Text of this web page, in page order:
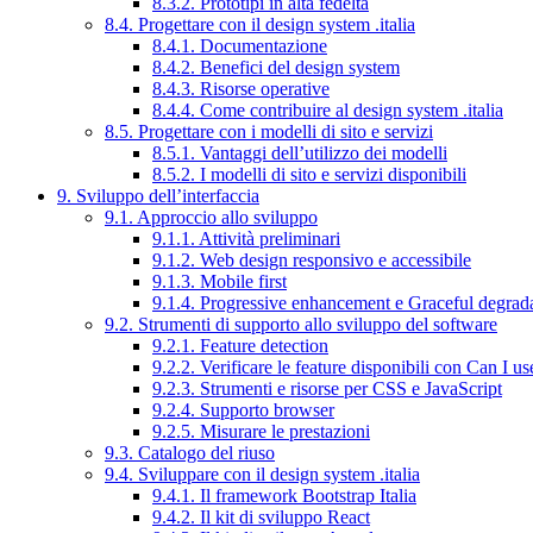
8.4. Progettare con il design system .italia
8.4.1. Documentazione
8.4.2. Benefici del design system
8.4.3. Risorse operative
8.4.4. Come contribuire al design system .italia
8.5. Progettare con i modelli di sito e servizi
8.5.1. Vantaggi dell’utilizzo dei modelli
8.5.2. I modelli di sito e servizi disponibili
9. Sviluppo dell’interfaccia
9.1. Approccio allo sviluppo
9.1.1. Attività preliminari
9.1.2. Web design responsivo e accessibile
9.1.3. Mobile first
9.1.4. Progressive enhancement e Graceful
9.2. Strumenti di supporto allo sviluppo del software
9.2.1. Feature detection
9.2.2. Verificare le feature disponibili con Can I
9.2.3. Strumenti e risorse per CSS e JavaScript
9.2.4. Supporto browser
9.2.5. Misurare le prestazioni
9.3. Catalogo del riuso
9.4. Sviluppare con il design system .italia
9.4.1. Il framework Bootstrap Italia
9.4.2. Il kit di sviluppo React